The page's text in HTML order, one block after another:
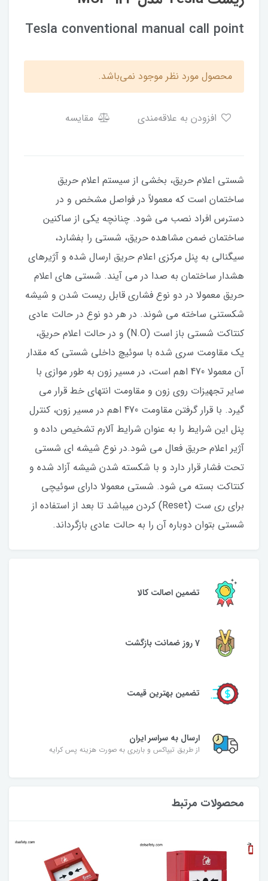
Tesla conventional manual call point
محصول مورد نظر موجود نمی‌باشد.
مقایسه
شستی اعلام حریق، بخشی از سیستم اعلام حریق
ساختمان است که معمولاً در فواصل مشخص و در
دسترس افراد نصب می شود. چنانچه یکی از ساکنین
ساختمان ضمن مشاهده حریق، شستی را بفشارد،
سیگنالی به پنل مرکزی اعلام حریق ارسال شده و آژیرهای
هشدار ساختمان به صدا در می آیند. شستی های اعلام
حریق معمولا در دو نوع فشاری قابل ریست شدن و شیشه
شکستنی ساخته می شوند. در هر دو نوع در حالت عادی
کنتاکت شستی باز است (N.O) و در حالت اعلام حریق،
یک مقاومت سری شده با سوئیچ داخلی شستی که مقدار
آن معمولا 470 اهم است، در مسیر زون به طور موازی با
سایر تجهیزات روی زون و مقاومت انتهای خط قرار می
گیرد. با قرار گرفتن مقاومت 470 اهم در مسیر زون، کنترل
پنل این شرایط را به عنوان شرایط آلارم تشخیص داده و
آژیر اعلام حریق فعال می شود.در نوع شیشه­ ای شستی
تحت فشار قرار دارد و با شکسته شدن شیشه آزاد شده و
کنتاکت بسته می­ شود. شستی معمولا دارای سوئیچی
برای ری ست (Reset) کردن می­باشد تا بعد از استفاده از
شستی بتوان دوباره آن ­را به حالت عادی بازگرداند.
تضمین اصالت کالا
7 روز ضمانت بازگشت
تضمین بهترین قیمت
ارسال به سراسر ایران
از طریق تیپاکس و باربری به صورت هزینه پس کرایه
محصولات مرتبط